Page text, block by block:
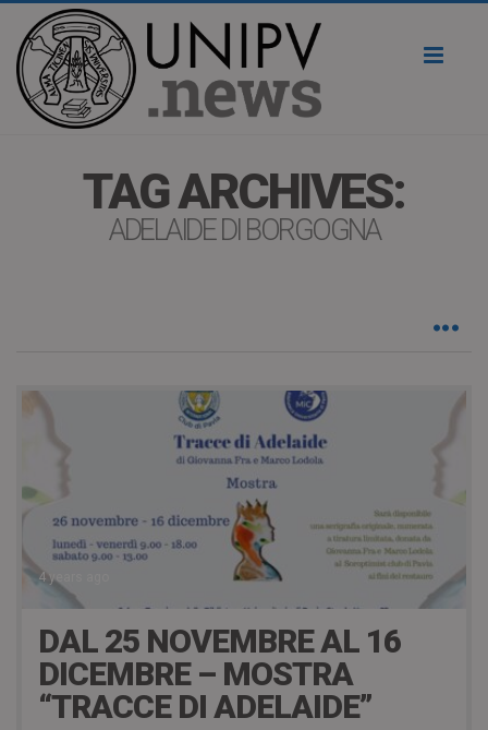
TAG ARCHIVES:
ADELAIDE DI BORGOGNA
4 years ago
DAL 25 NOVEMBRE AL 16
DICEMBRE – MOSTRA
“TRACCE DI ADELAIDE”